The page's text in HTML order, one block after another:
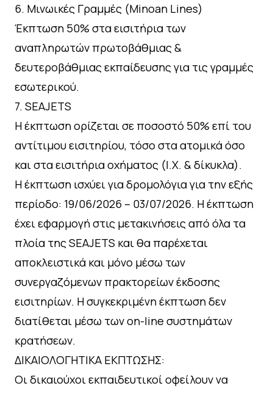
6.⁠ ⁠Μινωικές Γραμμές (Minoan Lines)
Έκπτωση 50% στα εισιτήρια των
αναπληρωτών πρωτοβάθμιας &
δευτεροβάθμιας εκπαίδευσης για τις γραμμές
εσωτερικού.
7.⁠ ⁠SEAJETS
Η έκπτωση ορίζεται σε ποσοστό 50% επί του
αντίτιμου εισιτηρίου, τόσο στα ατομικά όσο
και στα εισιτήρια οχήματος (Ι.Χ. & δίκυκλα).
Η έκπτωση ισχύει για δρομολόγια για την εξής
περίοδο: 19/06/2026 – 03/07/2026. Η έκπτωση
έχει εφαρμογή στις μετακινήσεις από όλα τα
πλοία της SEAJETS και θα παρέχεται
αποκλειστικά και μόνο μέσω των
συνεργαζόμενων πρακτορείων έκδοσης
εισιτηρίων. Η συγκεκριμένη έκπτωση δεν
διατίθεται μέσω των on-line συστημάτων
κρατήσεων.
ΔΙΚΑΙΟΛΟΓΗΤΙΚΑ ΕΚΠΤΩΣΗΣ:
Οι δικαιούχοι εκπαιδευτικοί οφείλουν να